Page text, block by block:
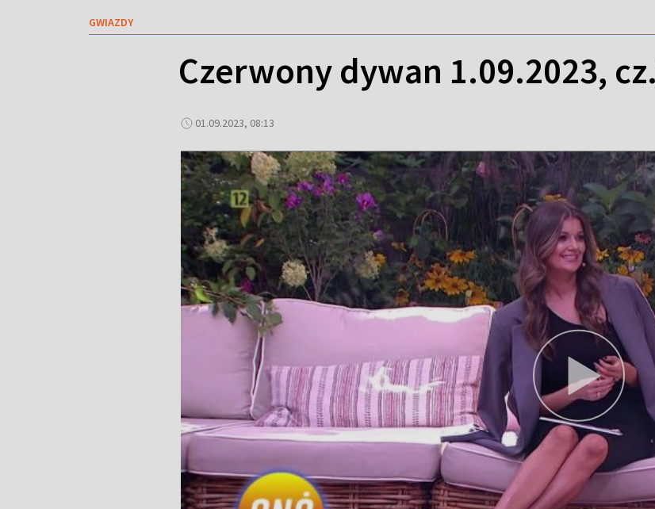
GWIAZDY
Czerwony dywan 1.09.2023,
01.09.2023, 08:13